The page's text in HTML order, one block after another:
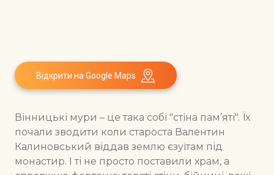
Відкрити на Google Maps
Вінницькі мури – це така собі "стіна пам’яті". Їх
почали зводити коли староста Валентин
Калиновський віддав землю єзуїтам під
монастир. І ті не просто поставили храм, а